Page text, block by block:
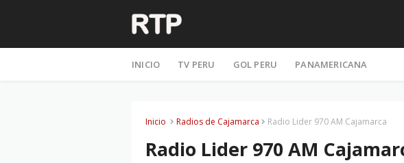
INICIO TV PERU GOL PERU PANAMERICANA
Inicio Radios de Cajamarca Radio Lider 970 AM Cajamarca
Radio Lider 970 AM